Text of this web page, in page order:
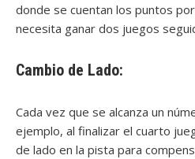
donde se cuentan los puntos
necesita ganar dos juegos
Cambio de Lado:
Cada vez que se alcanza un
ejemplo, al finalizar el cuarto
de lado en la pista para